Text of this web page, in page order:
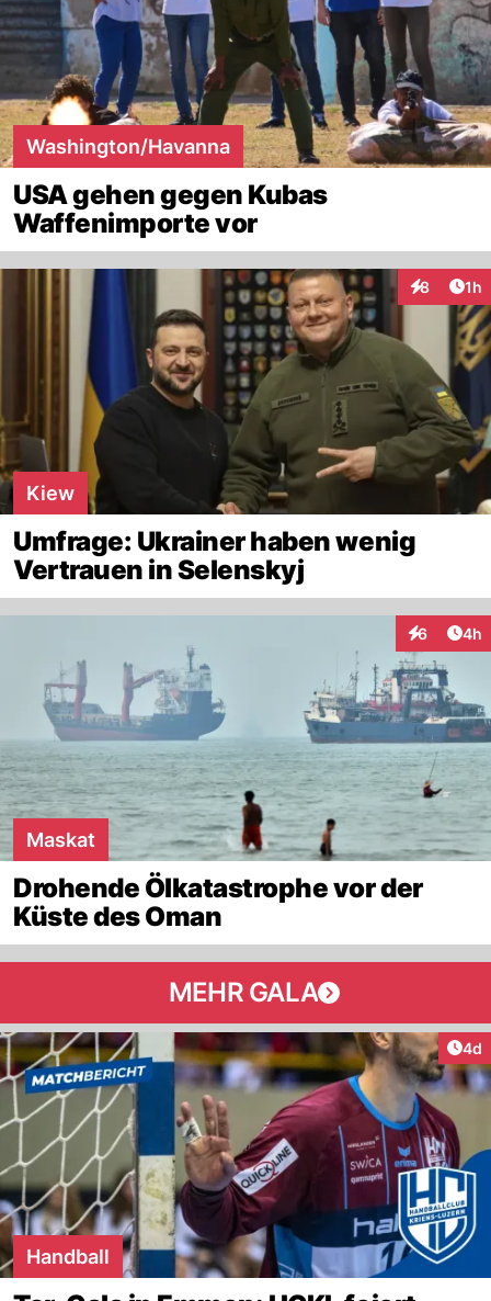
Washington/Havanna
USA gehen gegen Kubas
Waffenimporte vor
8 1h
Kiew
Umfrage: Ukrainer haben wenig
Vertrauen in Selenskyj
6 4h
Maskat
Drohende Ölkatastrophe vor der
Küste des Oman
MEHR GALA
4d
Handball